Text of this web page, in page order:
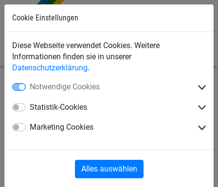
Cookie Einstellungen
Diese Webseite verwendet Cookies. Weitere
Informationen finden sie in unserer
Datenschutzerklärung.
Notwendige Cookies
Statistik-Cookies
Marketing Cookies
Alles auswählen
Industrienetze
Abdecknetze und -planen
Abdeckplane, PE, 200 g/m²